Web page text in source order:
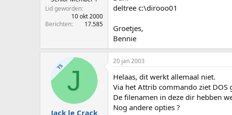
Lid geworden
10 okt 2000
Berichten
17.585
deltree c:\dirooo01
Groetjes,
Bennie
TS J
Jack le Crack
20 jan 2003
Helaas, dit werkt allemaal niet.
Via het Attrib commando ziet
De filenamen in deze dir hebben
Nog andere opties ?